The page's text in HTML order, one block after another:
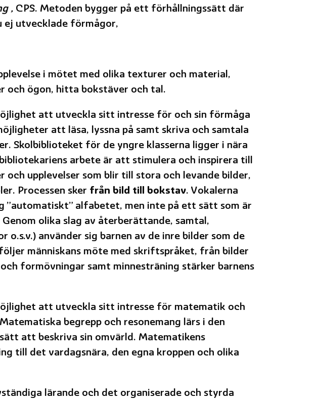
, CPS. Metoden bygger på ett förhållningssätt där
ej utvecklade förmågor,
i mötet med olika texturer och material,
och ögon, hitta bokstäver och tal.
att utveckla sitt intresse för och sin förmåga
att läsa, lyssna på samt skriva och samtala
Skolbiblioteket för de yngre klasserna ligger i nära
arbete är att stimulera och inspirera till
upplevelser som blir till stora och levande bilder,
Processen sker från bild till bokstav. Vokalerna
”automatiskt” alfabetet, men inte på ett sätt som är
olika slag av återberättande, samtal,
o.s.v.) använder sig barnen av de inre bilder som de
människans möte med skriftspråket, från bilder
formövningar samt minnesträning stärker barnens
att utveckla sitt intresse för matematik och
begrepp och resonemang lärs i den
att beskriva sin omvärld. Matematikens
till det vardagsnära, den egna kroppen och olika
lärande och det organiserade och styrda